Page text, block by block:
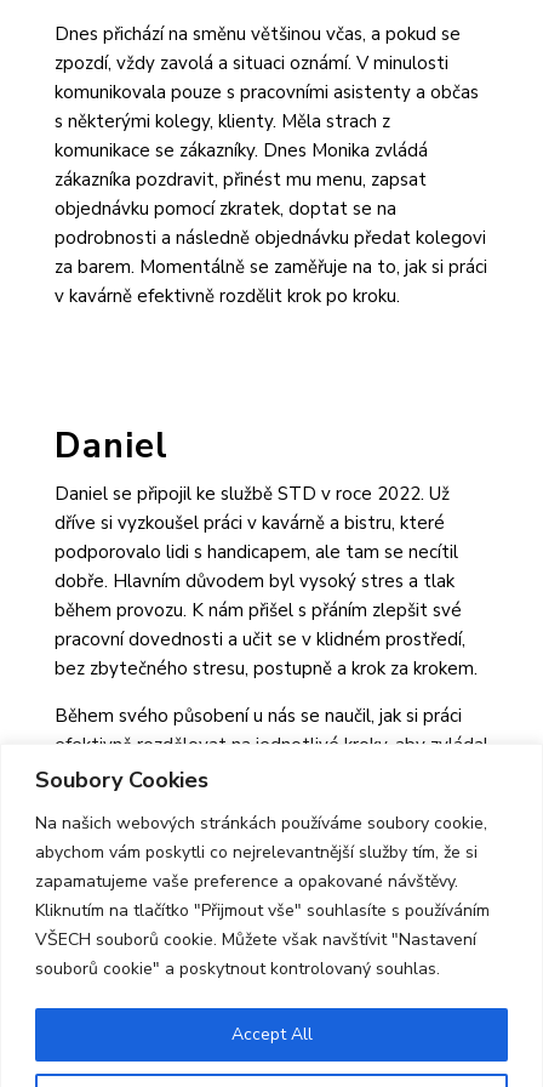
Soubory Cookies
Na našich webových stránkách používáme soubory cookie,
abychom vám poskytli co nejrelevantnější služby tím, že si
zapamatujeme vaše preference a opakované návštěvy.
Kliknutím na tlačítko "Přijmout vše" souhlasíte s používáním
VŠECH souborů cookie. Můžete však navštívit "Nastavení
souborů cookie" a poskytnout kontrolovaný souhlas.
Accept All
Dnes přichází na směnu většinou včas, a pokud se
zpozdí, vždy zavolá a situaci oznámí. V minulosti
komunikovala pouze s pracovními asistenty a občas
s některými kolegy, klienty. Měla strach z
komunikace se zákazníky. Dnes Monika zvládá
zákazníka pozdravit, přinést mu menu, zapsat
objednávku pomocí zkratek, doptat se na
podrobnosti a následně objednávku předat kolegovi
za barem. Momentálně se zaměřuje na to, jak si práci
v kavárně efektivně rozdělit krok po kroku.
Daniel
Daniel se připojil ke službě STD v roce 2022. Už
dříve si vyzkoušel práci v kavárně a bistru, které
podporovalo lidi s handicapem, ale tam se necítil
dobře. Hlavním důvodem byl vysoký stres a tlak
během provozu. K nám přišel s přáním zlepšit své
pracovní dovednosti a učit se v klidném prostředí,
bez zbytečného stresu, postupně a krok za krokem.
Během svého působení u nás se naučil, jak si práci
efektivně rozdělovat na jednotlivé kroky, aby zvládal
provoz bez přetížení a zároveň si udržel vysokou
klidem a jistotou. Aktuálně se zaměřuje na práci s
kávovarem, která ho velmi baví, a neustále se v
této oblasti zdokonaluje.
© 2026 Centrum MARTIN |Prohlášení o